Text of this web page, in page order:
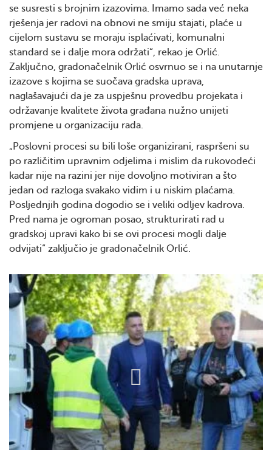
se susresti s brojnim izazovima. Imamo sada već neka
rješenja jer radovi na obnovi ne smiju stajati, plaće u
cijelom sustavu se moraju isplaćivati, komunalni
standard se i dalje mora održati“, rekao je Orlić.
Zaključno, gradonačelnik Orlić osvrnuo se i na unutarnje
izazove s kojima se suočava gradska uprava,
naglašavajući da je za uspješnu provedbu projekata i
održavanje kvalitete života građana nužno unijeti
promjene u organizaciju rada.
„Poslovni procesi su bili loše organizirani, raspršeni su
po različitim upravnim odjelima i mislim da rukovodeći
kadar nije na razini jer nije dovoljno motiviran a što
jedan od razloga svakako vidim i u niskim plaćama.
Posljednjih godina dogodio se i veliki odljev kadrova.
Pred nama je ogroman posao, strukturirati rad u
gradskoj upravi kako bi se ovi procesi mogli dalje
odvijati“ zaključio je gradonačelnik Orlić.